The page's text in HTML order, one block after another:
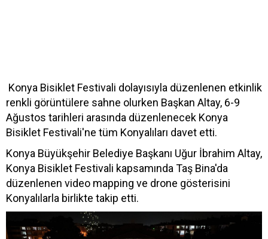
Konya Bisiklet Festivali dolayısıyla düzenlenen etkinlik
renkli görüntülere sahne olurken Başkan Altay, 6-9
Ağustos tarihleri arasında düzenlenecek Konya
Bisiklet Festivali'ne tüm Konyalıları davet etti.
Konya Büyükşehir Belediye Başkanı Uğur İbrahim Altay,
Konya Bisiklet Festivali kapsamında Taş Bina'da
düzenlenen video mapping ve drone gösterisini
Konyalılarla birlikte takip etti.